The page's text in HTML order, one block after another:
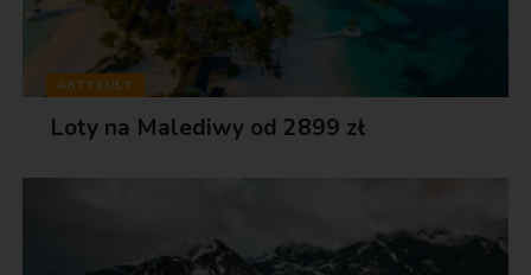
ARTYKUŁY
Loty na Malediwy od 2899 zł